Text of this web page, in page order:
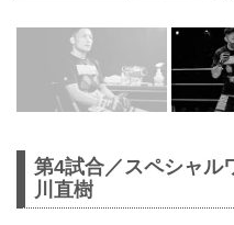
第4試合／スペシャル
川直樹